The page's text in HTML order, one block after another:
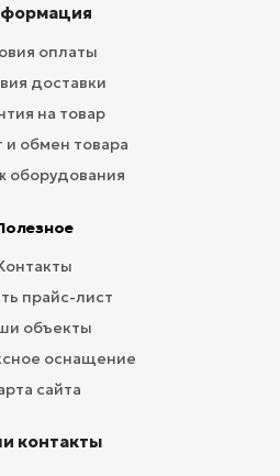
оплаты
доставки
на товар
и обмен товара
оборудования
прайс-лист
объекты
оснащение
сайта
контакты